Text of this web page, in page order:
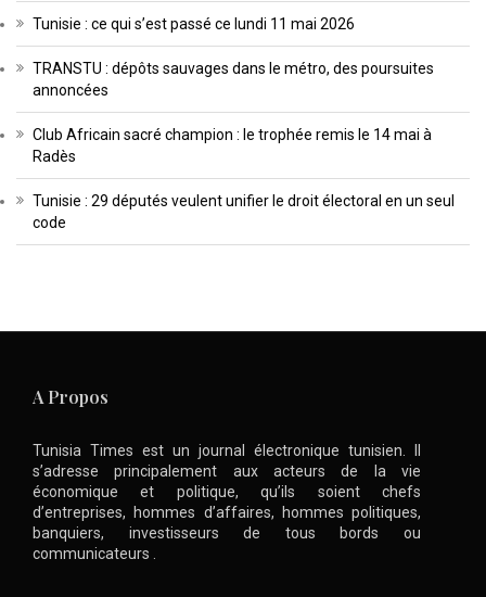
Tunisie : ce qui s’est passé ce lundi 11 mai 2026
TRANSTU : dépôts sauvages dans le métro, des poursuites
annoncées
Club Africain sacré champion : le trophée remis le 14 mai à
Radès
Tunisie : 29 députés veulent unifier le droit électoral en un seul
code
A Propos
Tunisia Times est un journal électronique tunisien. Il
s’adresse principalement aux acteurs de la vie
économique et politique, qu’ils soient chefs
d’entreprises, hommes d’affaires, hommes politiques,
banquiers, investisseurs de tous bords ou
communicateurs .